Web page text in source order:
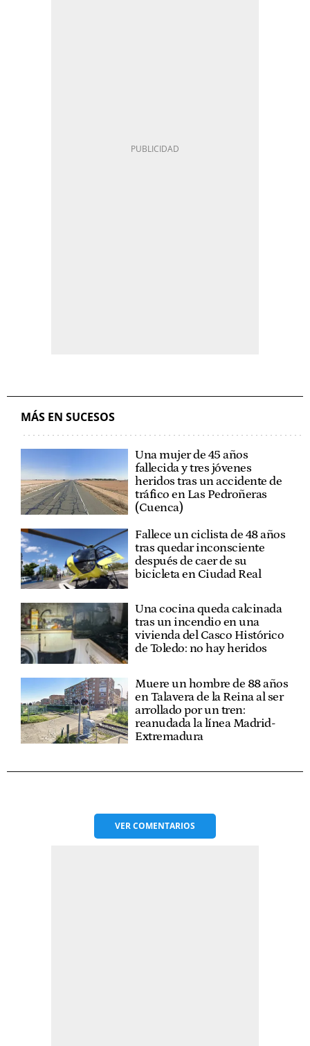
MÁS EN SUCESOS
Una mujer de 45 años
fallecida y tres jóvenes
heridos tras un accidente de
tráfico en Las Pedroñeras
(Cuenca)
Fallece un ciclista de 48 años
tras quedar inconsciente
después de caer de su
bicicleta en Ciudad Real
Una cocina queda calcinada
tras un incendio en una
vivienda del Casco Histórico
de Toledo: no hay heridos
Muere un hombre de 88 años
en Talavera de la Reina al ser
arrollado por un tren:
reanudada la línea Madrid-
Extremadura
VERCOMENTARIOS